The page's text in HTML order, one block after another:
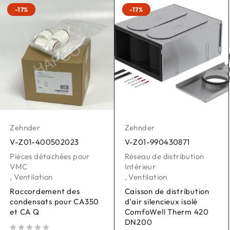
-17%
Zehnder
V-Z01-400502023
Pièces détachées pour
VMC
, Ventilation
Raccordement des
condensats pour CA350
et CA Q
-17%
Zehnder
V-Z01-990430871
Réseau de distribution
Intérieur
, Ventilation
Caisson de distribution
d'air silencieux isolé
ComfoWell Therm 420
DN200